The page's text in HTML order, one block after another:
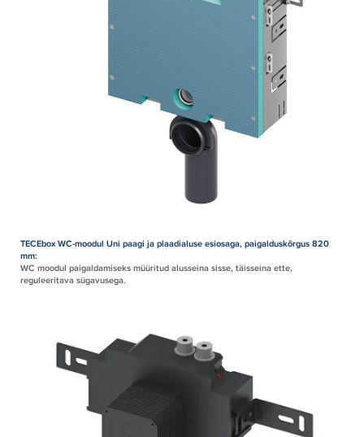
TECEbox WC-moodul Uni paagi ja plaadialuse esiosaga, paigalduskõrgus 820
mm:
WC moodul paigaldamiseks müüritud alusseina sisse, täisseina ette,
reguleeritava sügavusega.